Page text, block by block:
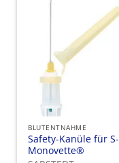
BLUTENTNAHME
Safety-Kanüle für S-
Monovette®